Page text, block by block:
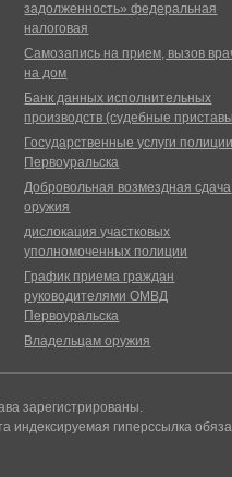
задолженность» федеральная
налоговая
Самозапись на прием, вызов
на дом
Банк данных исполнительных
производств (судебные
Государственные услуги
Первоуральска
Добровольная возмездная сдача
оружия
дислокация участковых
уполномоченных полиции
График приема граждан
руководителями ОМВД
Первоуральска
Владельцам оружия
зарегистрированы.
индексируемая гиперссылка